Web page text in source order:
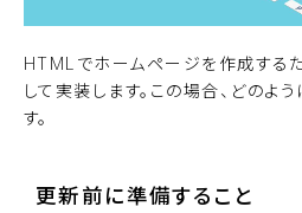
HTMLでホームページを作成する
して実装します。この場合、どのよ
す。
更新前に準備すること